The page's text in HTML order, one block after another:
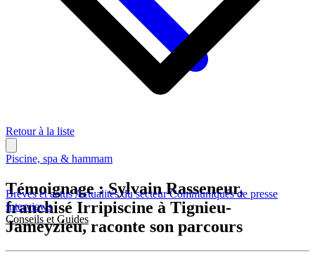
Brèves et actusActualités du secteurCommuniqués de presse
Interviews
Conseils et Guides
Retour à la liste
Piscine, spa & hammam
Témoignage : Sylvain Rasseneur,
franchisé Irripiscine à Tignieu-
Jameyzieu, raconte son parcours